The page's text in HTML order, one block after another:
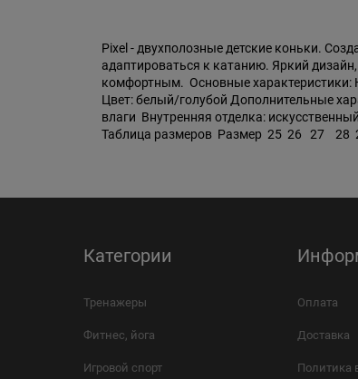
Pixel - двухполозные детские коньки.
адаптироваться к катанию. Яркий
комфортным. Основные характеристики:
Цвет: белый/голубой Дополнительные
влаги Внутренняя отделка:
Таблица размеров Размер 25 26 27 28
Категории
Тренажеры
Фитнес, йога
Игровой спорт
Оплата
Доставка
Политика